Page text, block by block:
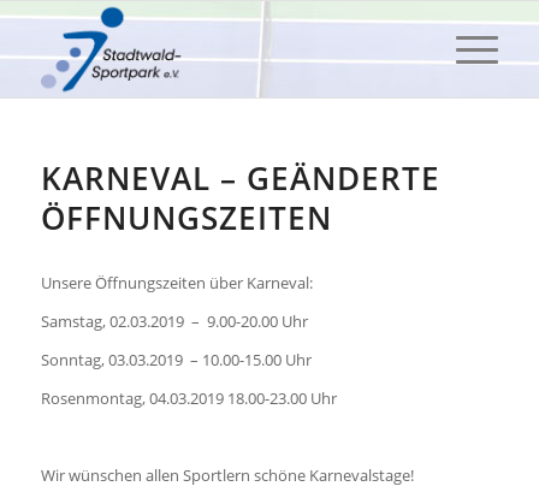
KARNEVAL – GEÄNDERTE
ÖFFNUNGSZEITEN
Unsere Öffnungszeiten über Karneval:
Samstag, 02.03.2019 – 9.00-20.00 Uhr
Sonntag, 03.03.2019 – 10.00-15.00 Uhr
Rosenmontag, 04.03.2019 18.00-23.00 Uhr
Wir wünschen allen Sportlern schöne Karnevalstage!